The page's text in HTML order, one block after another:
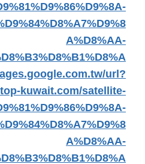
A%D8%AA-
url?
kuwait.com/satellite-
A%D8%AA-